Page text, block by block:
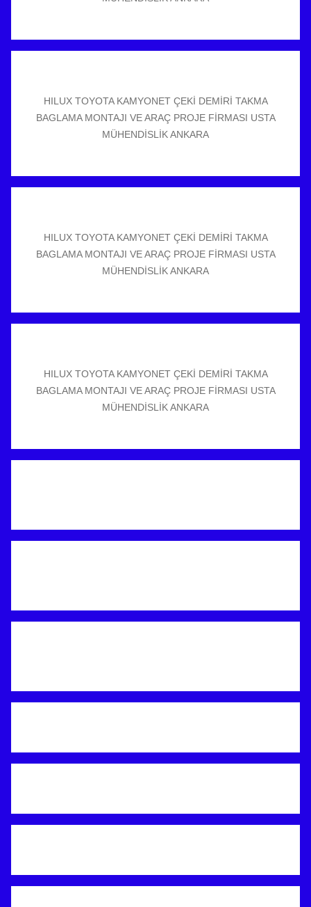
HILUX TOYOTA KAMYONET ÇEKİ DEMİRİ TAKMA
BAGLAMA MONTAJI VE ARAÇ PROJE FİRMASI USTA
MÜHENDİSLİK ANKARA
HILUX TOYOTA KAMYONET ÇEKİ DEMİRİ TAKMA
BAGLAMA MONTAJI VE ARAÇ PROJE FİRMASI USTA
MÜHENDİSLİK ANKARA
HILUX TOYOTA KAMYONET ÇEKİ DEMİRİ TAKMA
BAGLAMA MONTAJI VE ARAÇ PROJE FİRMASI USTA
MÜHENDİSLİK ANKARA